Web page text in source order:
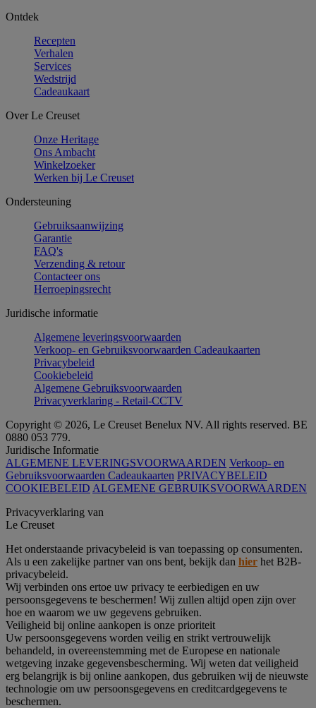
Ontdek
Recepten
Verhalen
Services
Wedstrijd
Cadeaukaart
Over Le Creuset
Onze Heritage
Ons Ambacht
Winkelzoeker
Werken bij Le Creuset
Ondersteuning
Gebruiksaanwijzing
Garantie
FAQ's
Verzending & retour
Contacteer ons
Herroepingsrecht
Juridische informatie
Algemene leveringsvoorwaarden
Verkoop- en Gebruiksvoorwaarden Cadeaukaarten
Privacybeleid
Cookiebeleid
Algemene Gebruiksvoorwaarden
Privacyverklaring - Retail-CCTV
Copyright © 2026, Le Creuset Benelux NV. All rights reserved. BE
0880 053 779.
Juridische Informatie
ALGEMENE LEVERINGSVOORWAARDEN Verkoop- en
Gebruiksvoorwaarden Cadeaukaarten PRIVACYBELEID
COOKIEBELEID ALGEMENE GEBRUIKSVOORWAARDEN
Privacyverklaring van
Le Creuset
Het onderstaande privacybeleid is van toepassing op consumenten.
Als u een zakelijke partner van ons bent, bekijk dan hier het B2B-
privacybeleid.
Wij verbinden ons ertoe uw privacy te eerbiedigen en uw
persoonsgegevens te beschermen! Wij zullen altijd open zijn over
hoe en waarom we uw gegevens gebruiken.
Veiligheid bij online aankopen is onze prioriteit
Uw persoonsgegevens worden veilig en strikt vertrouwelijk
behandeld, in overeenstemming met de Europese en nationale
wetgeving inzake gegevensbescherming. Wij weten dat veiligheid
erg belangrijk is bij online aankopen, dus gebruiken wij de nieuwste
technologie om uw persoonsgegevens en creditcardgegevens te
beschermen.